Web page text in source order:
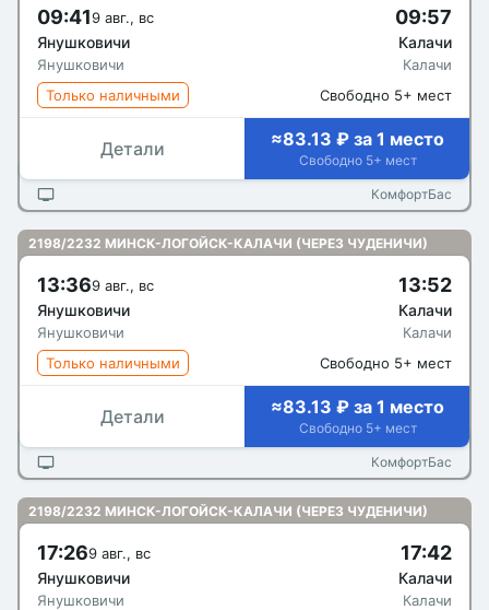
09:419 авг., вс
Янушковичи
Янушковичи
09:57
Калачи
Калачи
Только наличными
Свободно 5+ мест
Детали ≈83.13 ₽ за 1 место
Свободно 5+ мест
КомфортБас
2198/2232 МИНСК-ЛОГОЙСК-КАЛАЧИ (ЧЕРЕЗ ЧУДЕНИЧИ)
13:369 авг., вс
Янушковичи
Янушковичи
13:52
Калачи
Калачи
Только наличными
Свободно 5+ мест
Детали ≈83.13 ₽ за 1 место
Свободно 5+ мест
КомфортБас
2198/2232 МИНСК-ЛОГОЙСК-КАЛАЧИ (ЧЕРЕЗ ЧУДЕНИЧИ)
17:269 авг., вс
Янушковичи
Янушковичи
17:42
Калачи
Калачи